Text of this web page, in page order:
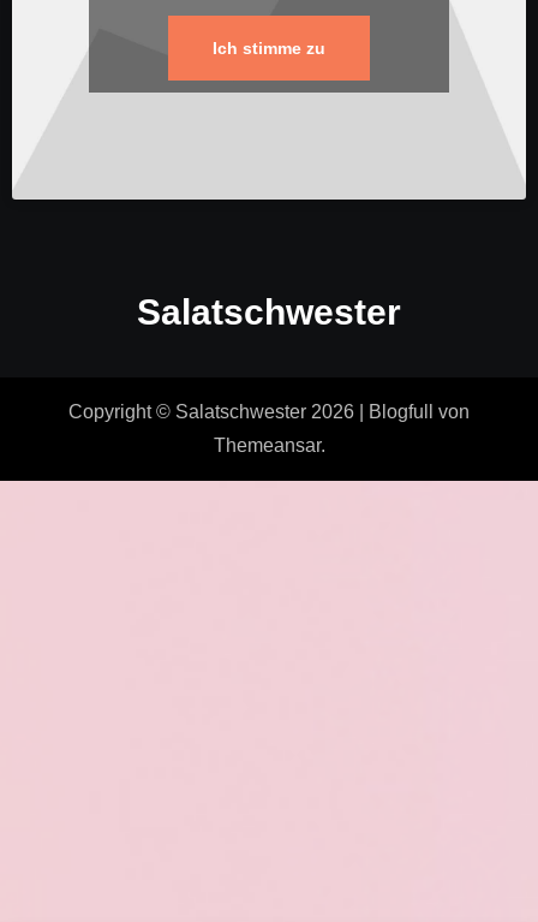
Ich stimme zu
Salatschwester
Copyright © Salatschwester 2026 Blogfull
von
Themeansar.